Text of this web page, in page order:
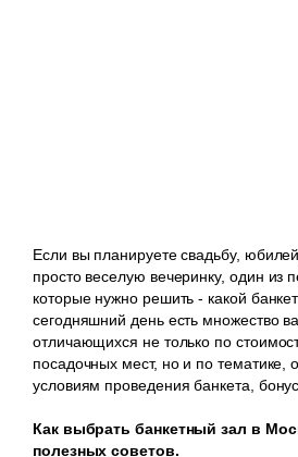
Если вы планируете свадьбу,
просто веселую вечеринку, один из
которые нужно решить - какой
сегодняшний день есть множество
отличающихся не только по
посадочных мест, но и по тематике,
условиям проведения банкета,
Как выбрать банкетный зал в
полезных советов.